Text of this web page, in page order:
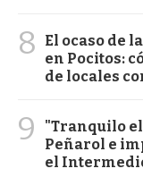
8
El ocaso de
en Pocitos:
de locales
9
"Tranquilo
Peñarol e
el